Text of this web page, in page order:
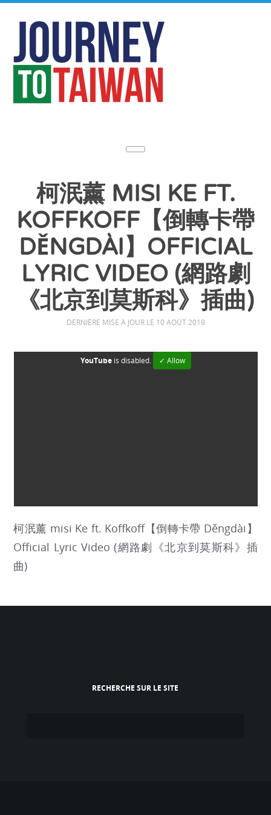
柯泯薰 MISI KE FT.
KOFFKOFF【倒轉卡帶
DĚNGDÀI】OFFICIAL
LYRIC VIDEO (網路劇
《北京到莫斯科》插曲)
DERNIÈRE MISE À JOUR LE 10 AOÛT 2019
YouTubeis disabled. ✓ Allow
柯泯薰 misi Ke ft. Koffkoff【倒轉卡帶 Děngdài】
Official Lyric Video (網路劇《北京到莫斯科》插
曲)
RECHERCHE SUR LE SITE